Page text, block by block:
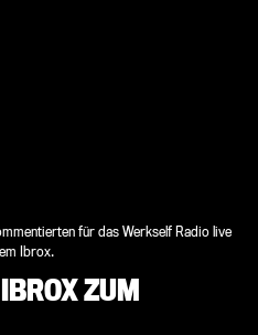
für das Werkself Radio live
Ibrox.
ZUM